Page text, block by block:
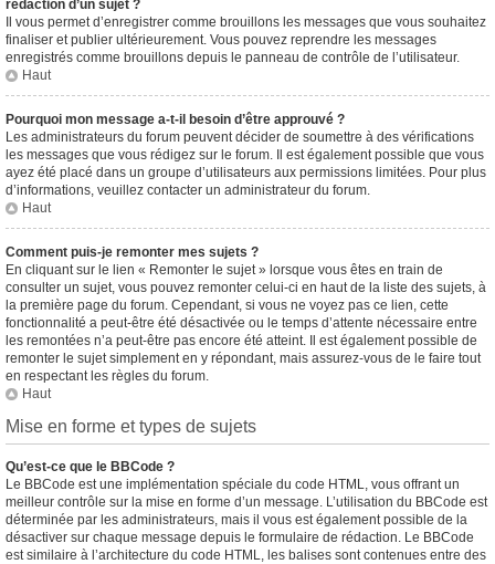
rédaction d’un sujet ?
Il vous permet d’enregistrer comme brouillons les messages que vous souhaitez
finaliser et publier ultérieurement. Vous pouvez reprendre les messages
enregistrés comme brouillons depuis le panneau de contrôle de l’utilisateur.
Haut
Pourquoi mon message a-t-il besoin d’être approuvé ?
Les administrateurs du forum peuvent décider de soumettre à des vérifications
les messages que vous rédigez sur le forum. Il est également possible que vous
ayez été placé dans un groupe d’utilisateurs aux permissions limitées. Pour plus
d’informations, veuillez contacter un administrateur du forum.
Haut
Comment puis-je remonter mes sujets ?
En cliquant sur le lien « Remonter le sujet » lorsque vous êtes en train de
consulter un sujet, vous pouvez remonter celui-ci en haut de la liste des sujets, à
la première page du forum. Cependant, si vous ne voyez pas ce lien, cette
fonctionnalité a peut-être été désactivée ou le temps d’attente nécessaire entre
les remontées n’a peut-être pas encore été atteint. Il est également possible de
remonter le sujet simplement en y répondant, mais assurez-vous de le faire tout
en respectant les règles du forum.
Haut
Mise en forme et types de sujets
Qu’est-ce que le BBCode ?
Le BBCode est une implémentation spéciale du code HTML, vous offrant un
meilleur contrôle sur la mise en forme d’un message. L’utilisation du BBCode est
déterminée par les administrateurs, mais il vous est également possible de la
désactiver sur chaque message depuis le formulaire de rédaction. Le BBCode
est similaire à l’architecture du code HTML, les balises sont contenues entre des